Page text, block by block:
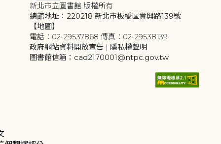
新北市立圖書館 版權所有
總館地址：220218 新北市板橋區貴興路139號
【地圖】
電話：02-29537868 傳真：02-29538139
政府網站資料開放宣告 | 隱私權聲明
圖書館信箱：cad2170001@ntpc.gov.tw